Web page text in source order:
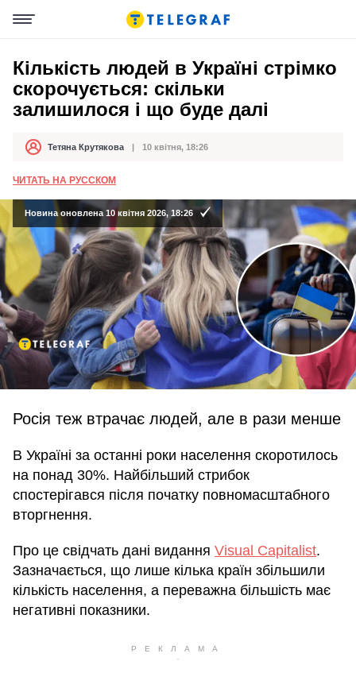
Кількість людей в Україні стрімко
скорочується: скільки
залишилося і що буде далі
АвторТетяна Крутякова
Дата публікації 10 квітня, 18:26
ЧИТАТЬ НА РУССКОМ
Новина оновлена 10 квітня 2026, 18:26
Росія теж втрачає людей, але в рази менше
В Україні за останні роки населення скоротилось
на понад 30%. Найбільший стрибок
спостерігався після початку повномасштабного
вторгнення.
Про це свідчать дані видання Visual Capitalist.
Зазначається, що лише кілька країн збільшили
кількість населення, а переважна більшість має
негативні показники.